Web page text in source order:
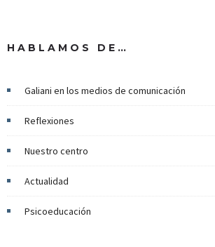
HABLAMOS DE…
Galiani en los medios de comunicación
Reflexiones
Nuestro centro
Actualidad
Psicoeducación